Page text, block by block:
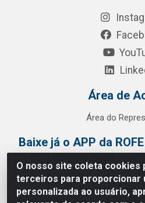
O nosso site coleta cookies
terceiros para proporcionar
personalizada ao usuário,
Área de
Área do
Baixe já o APP da